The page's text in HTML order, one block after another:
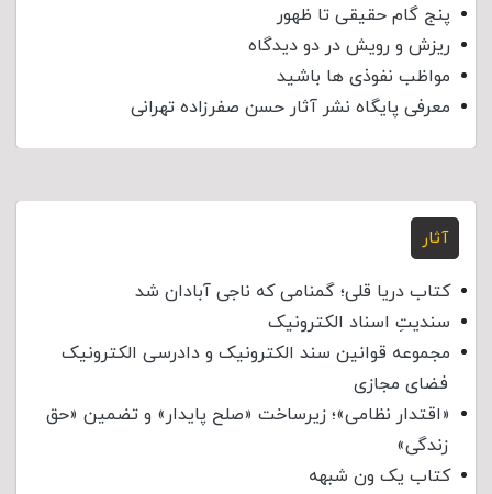
پنج گام حقیقی تا ظهور
ریزش و رویش در دو دیدگاه
مواظب نفوذی‌ ها باشید
معرفی پایگاه نشر آثار حسن صفرزاده تهرانی
آثار
کتاب دریا قلی؛ گمنامی که ناجی آبادان شد
سندیتِ اسناد الکترونیک
مجموعه قوانین سند الکترونیک و دادرسی الکترونیک
فضای مجازی
«اقتدار نظامی»؛ زیرساخت «صلح پایدار» و تضمین «حق
زندگی»
کتاب یک ون شبهه